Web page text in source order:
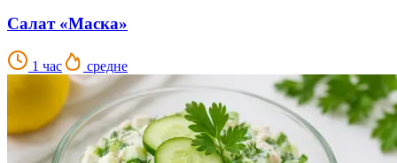
Салат «Маска»
1 час средне